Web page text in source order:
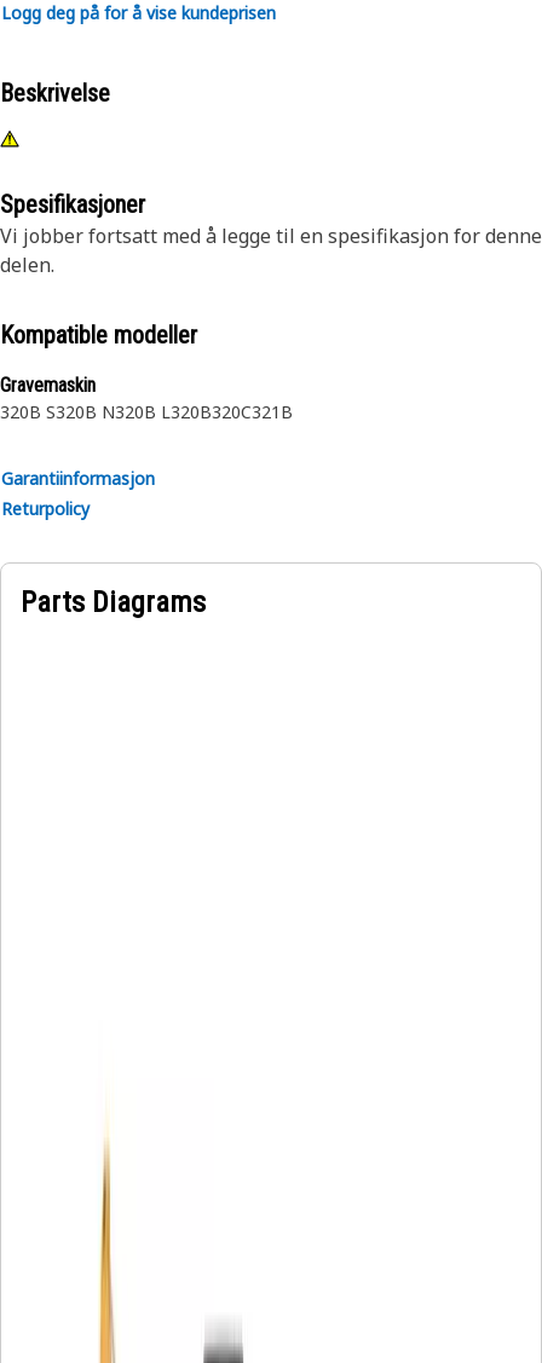
Logg deg på for å vise kundeprisen
Beskrivelse
Spesifikasjoner
Vi jobber fortsatt med å legge til en spesifikasjon for denne
delen.
Kompatible modeller
Gravemaskin
320B S320B N320B L320B320C321B
Garantiinformasjon
Returpolicy
Parts Diagrams